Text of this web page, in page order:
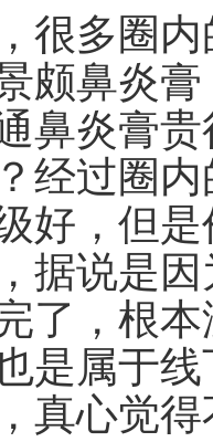
很多圈
颇鼻炎
鼻炎膏
经过圈
好，但
据说是
了，根
是属于
真心觉得